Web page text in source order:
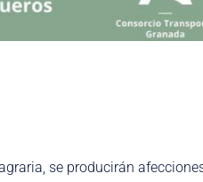
se producirán